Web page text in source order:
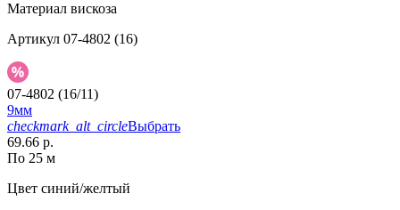
Материал вискоза
Артикул 07-4802 (16)
07-4802 (16/11)
9мм
checkmark_alt_circleВыбрать
69.66 р.
По 25 м
Цвет синий/желтый